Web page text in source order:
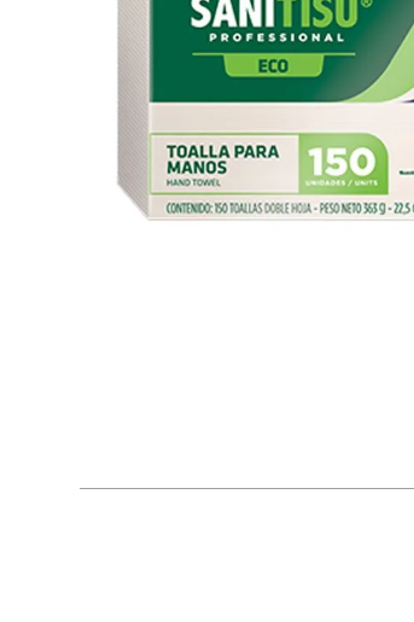
lácteos y refrigerados
vinos y licores
cuidado del bebé
otros